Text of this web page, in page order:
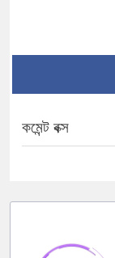
কমেন্ট বক্স